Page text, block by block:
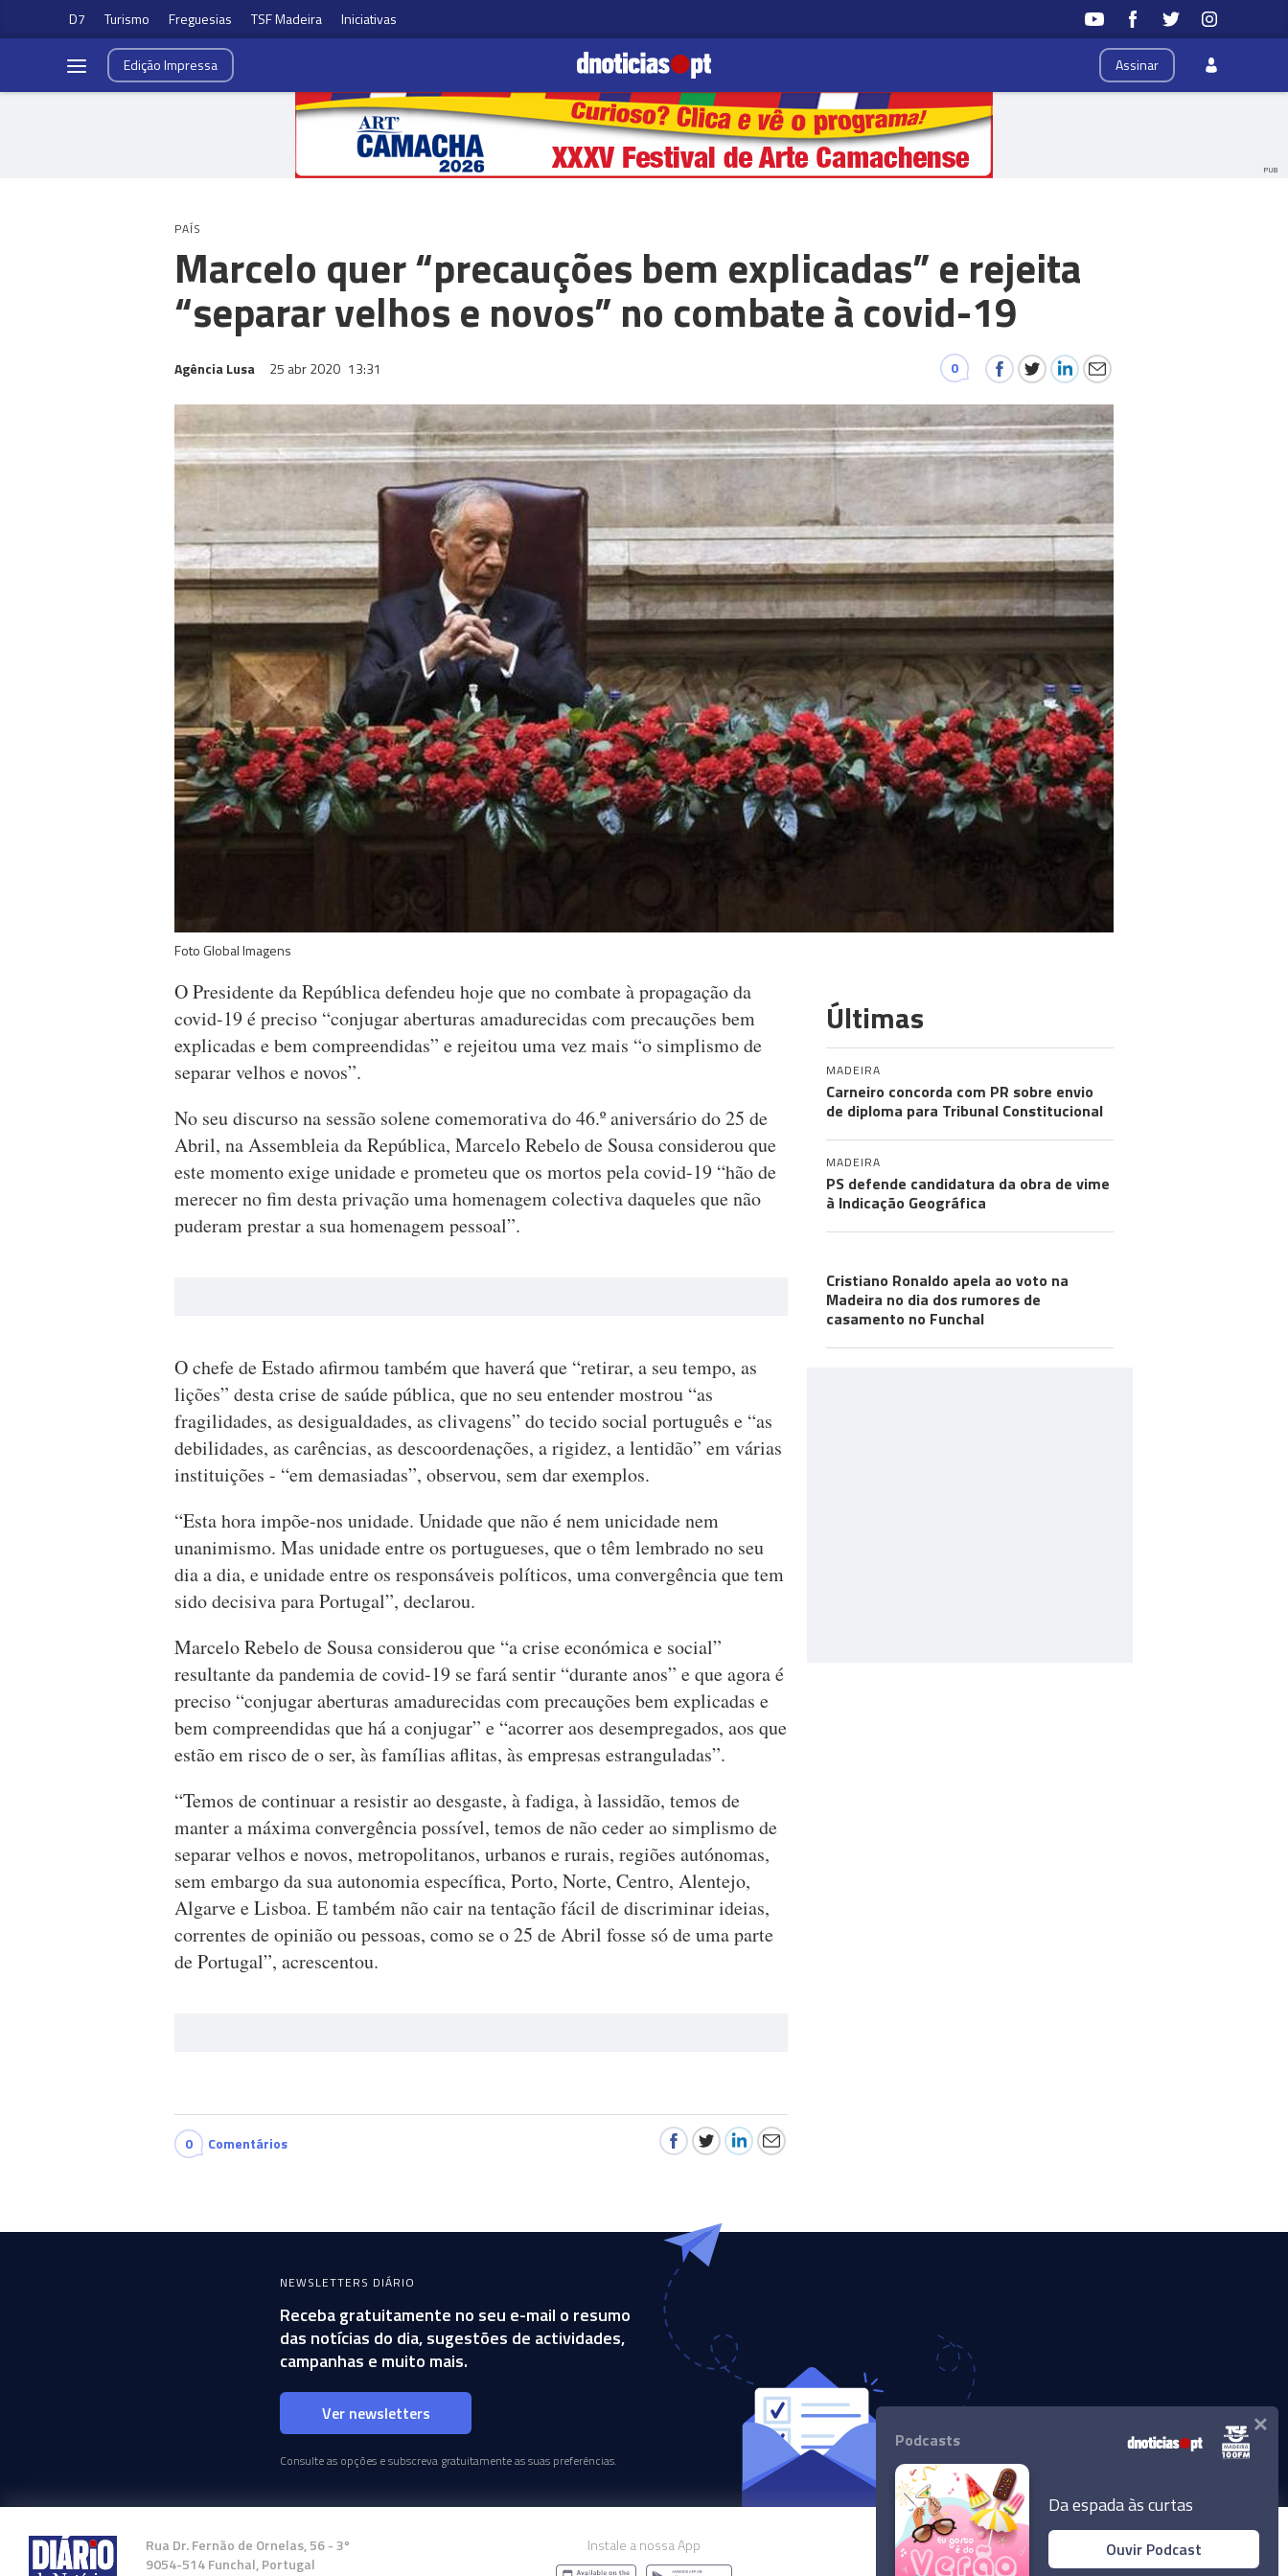
D7 Turismo Freguesias TSF Madeira Iniciativas
Assinar
EdiçãoImpressa
PUB
PAÍS
Marcelo quer “precauções bem explicadas” e rejeita
“separar velhos e novos” no combate à covid-19
Agência Lusa 25 abr 2020 13:31 0
Foto Global Imagens
O Presidente da República defendeu hoje que no combate à propagação da
covid-19 é preciso “conjugar aberturas amadurecidas com precauções bem
explicadas e bem compreendidas” e rejeitou uma vez mais “o simplismo de
separar velhos e novos”.
No seu discurso na sessão solene comemorativa do 46.º aniversário do 25 de
Abril, na Assembleia da República, Marcelo Rebelo de Sousa considerou que
este momento exige unidade e prometeu que os mortos pela covid-19 “hão de
merecer no fim desta privação uma homenagem colectiva daqueles que não
puderam prestar a sua homenagem pessoal”.
O chefe de Estado afirmou também que haverá que “retirar, a seu tempo, as
lições” desta crise de saúde pública, que no seu entender mostrou “as
fragilidades, as desigualdades, as clivagens” do tecido social português e “as
debilidades, as carências, as descoordenações, a rigidez, a lentidão” em várias
instituições - “em demasiadas”, observou, sem dar exemplos.
“Esta hora impõe-nos unidade. Unidade que não é nem unicidade nem
unanimismo. Mas unidade entre os portugueses, que o têm lembrado no seu
dia a dia, e unidade entre os responsáveis políticos, uma convergência que tem
sido decisiva para Portugal”, declarou.
Marcelo Rebelo de Sousa considerou que “a crise económica e social”
resultante da pandemia de covid-19 se fará sentir “durante anos” e que agora é
preciso “conjugar aberturas amadurecidas com precauções bem explicadas e
bem compreendidas que há a conjugar” e “acorrer aos desempregados, aos que
estão em risco de o ser, às famílias aflitas, às empresas estranguladas”.
“Temos de continuar a resistir ao desgaste, à fadiga, à lassidão, temos de
manter a máxima convergência possível, temos de não ceder ao simplismo de
separar velhos e novos, metropolitanos, urbanos e rurais, regiões autónomas,
sem embargo da sua autonomia específica, Porto, Norte, Centro, Alentejo,
Algarve e Lisboa. E também não cair na tentação fácil de discriminar ideias,
correntes de opinião ou pessoas, como se o 25 de Abril fosse só de uma parte
de Portugal”, acrescentou.
0 Comentários
Últimas
MADEIRA
Carneiro concorda com PR sobre envio
de diploma para Tribunal Constitucional
MADEIRA
PS defende candidatura da obra de vime
à Indicação Geográfica
Cristiano Ronaldo apela ao voto na
Madeira no dia dos rumores de
casamento no Funchal
NEWSLETTERS DIÁRIO
Receba gratuitamente no seu e-mail o resumo
das notícias do dia, sugestões de actividades,
campanhas e muito mais.
Ver newsletters
Consulte as opções e subscreva gratuitamente as suas preferências.
Rua Dr. Fernão de Ornelas, 56 - 3º
9054-514 Funchal, Portugal
Instale a nossa App
© 2024 Empresa Diário de Notícias, Lda.
Podcasts
Da espada às curtas
Ouvir Podcast
×